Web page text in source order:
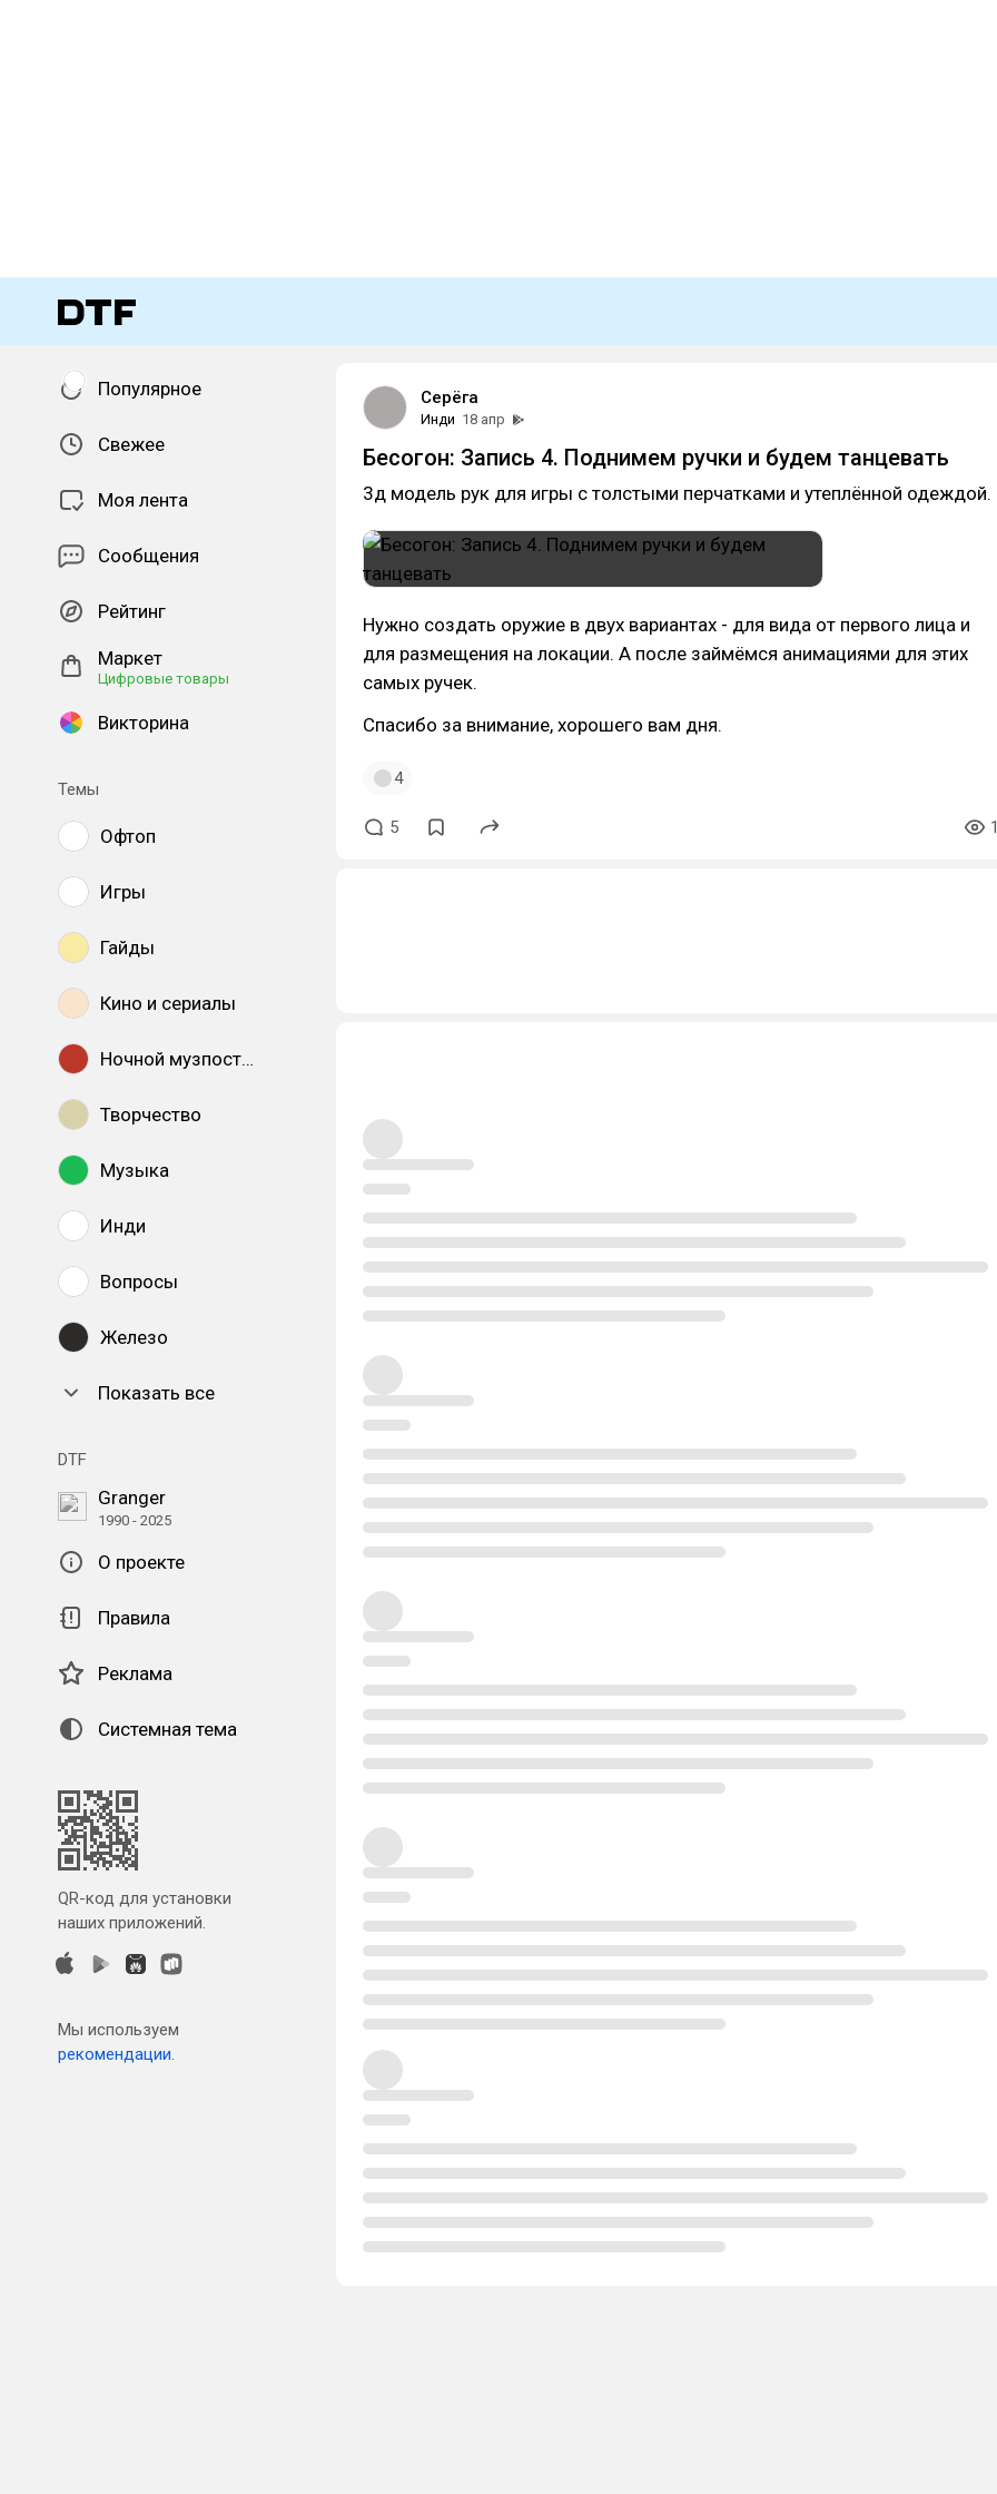
Популярное
Свежее
Моя лента
Сообщения
Рейтинг
Маркет
Цифровые товары
Викторина
Темы
Офтоп
Игры
Гайды
Кино и сериалы
Ночной музпостинг
Творчество
Музыка
Инди
Вопросы
Железо
Показать все
DTF
Granger
1990 - 2025
О проекте
Правила
Реклама
Системная тема
QR-код для установки
наших приложений.
Мы используем
рекомендации.
Серёга
Инди 18 апр
Бесогон: Запись 4. Поднимем ручки и будем танцевать
3д модель рук для игры с толстыми перчатками и утеплённой одеждой.
Нужно создать оружие в двух вариантах - для вида от первого лица и
для размещения на локации. А после займёмся анимациями для этих
самых ручек.
Спасибо за внимание, хорошего вам дня.
4
5